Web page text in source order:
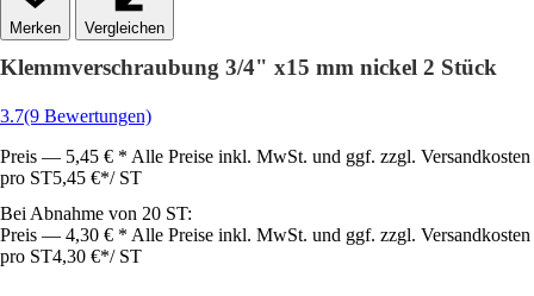
Vergleichen
Klemmverschraubung 3/4" x15 mm nickel 2 Stück
3.7(9 Bewertungen)
Preis — 5,45 € * Alle Preise inkl. MwSt. und ggf. zzgl. Versandkosten
pro ST5,45 €*/ ST
Bei Abnahme von 20 ST:
Preis — 4,30 € * Alle Preise inkl. MwSt. und ggf. zzgl. Versandkosten
pro ST4,30 €*/ ST